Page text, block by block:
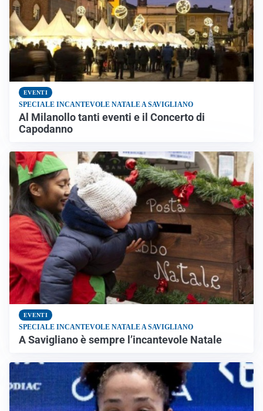
EVENTI
SPECIALE INCANTEVOLE NATALE A SAVIGLIANO
Al Milanollo tanti eventi e il Concerto di
Capodanno
EVENTI
SPECIALE INCANTEVOLE NATALE A SAVIGLIANO
A Savigliano è sempre l’incantevole Natale